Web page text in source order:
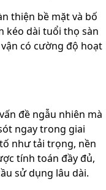
thiện bề mặt và bố
kéo dài tuổi thọ sàn
có cường độ hoạt
đề ngẫu nhiên mà
ngay trong giai
như tải trọng, nền
tính toán đầy đủ,
sử dụng lâu dài.